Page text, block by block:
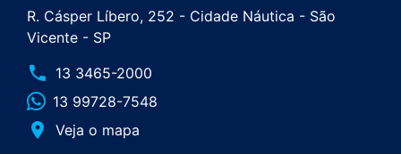
R. Cásper Líbero, 252 - Cidade Náutica - São
Vicente - SP
phone 13 3465-2000
13 99728-7548
place Veja o mapa